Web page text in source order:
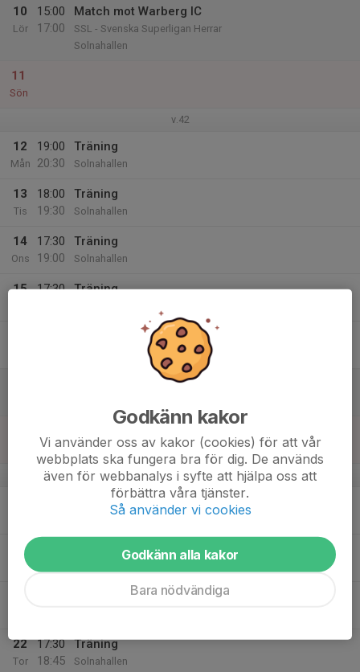
10
Lör
15:00
17:00
Match mot Warberg IC
SSL - Svenska Superligan Herrar
Solnahallen
11
Sön
v.42
12
Mån
19:00
20:30
Träning
Solnahallen
13
Tis
18:00
19:30
Träning
Solnahallen
14
Ons
17:30
19:00
Träning
Solnahallen
15
17:30
Träning
v.43
Träning
20
Tis
22
Tor
17:30
18:45
Träning
Solnahallen
Godkänn kakor
Vi använder oss av kakor (cookies) för att vår
webbplats ska fungera bra för dig. De används
även för webbanalys i syfte att hjälpa oss att
förbättra våra tjänster.
Så använder vi cookies
Godkänn alla kakor
Bara nödvändiga